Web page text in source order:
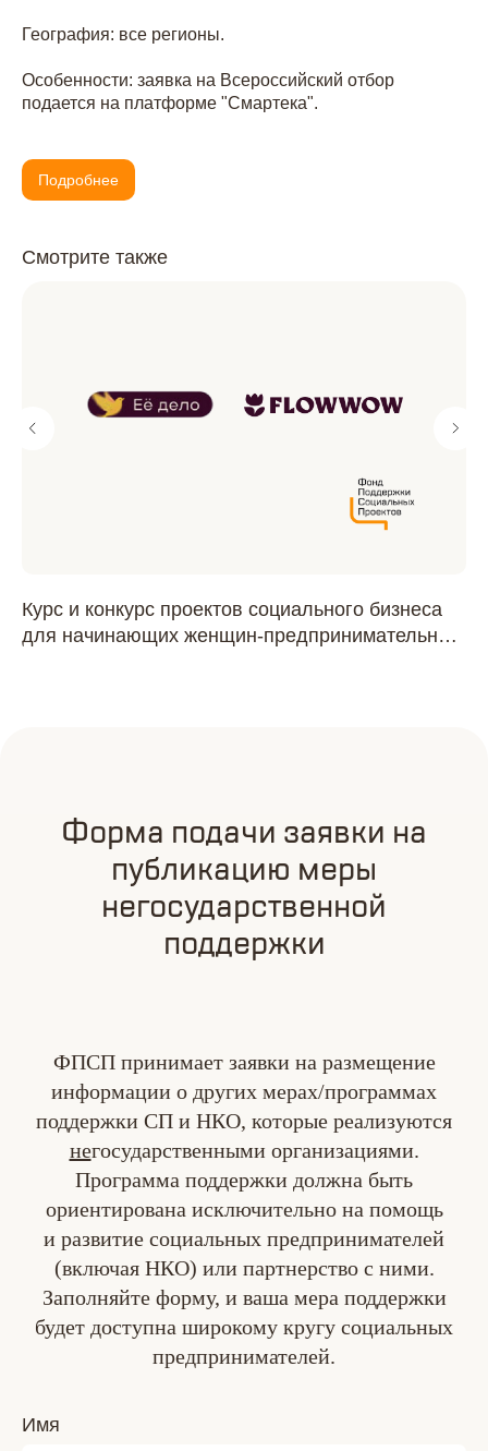
География: все регионы.
Особенности: заявка на Всероссийский отбор
подается на платформе "Смартека".
Подробнее
Смотрите также
Курс и конкурс проектов социального бизнеса
для начинающих женщин-предпринимательниц
Форма подачи заявки на
публикацию меры
негосударственной
поддержки
ФПСП принимает заявки на размещение
информации о других мерах/программах
поддержки СП и НКО, которые реализуются
негосударственными организациями.
Программа поддержки должна быть
ориентирована исключительно на помощь
и развитие социальных предпринимателей
(включая НКО) или партнерство с ними.
Заполняйте форму, и ваша мера поддержки
будет доступна широкому кругу социальных
предпринимателей.
Имя